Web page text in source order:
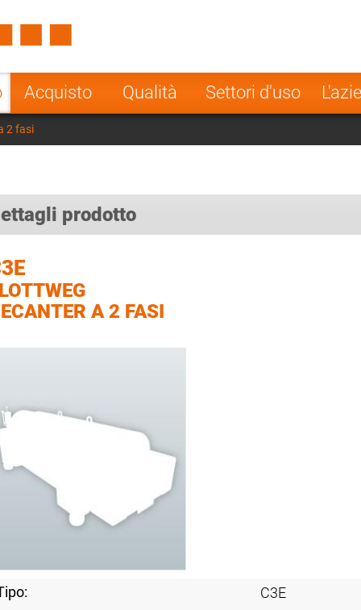
Acquisto Qualità Settori d'uso
Poland
Norway
2 fasi
prodotto
A 2 FASI
C3E